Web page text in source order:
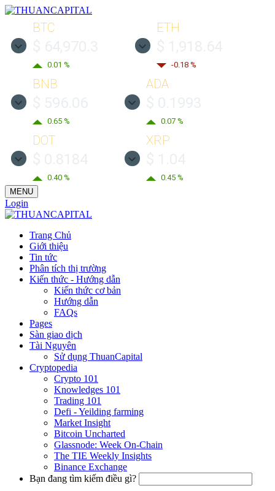
BTC
0.01 %
ETH
-0.18 %
BNB
0.65 %
ADA
0.07 %
DOT
0.40 %
XRP
0.45 %
MENU
Login
Trang Chủ
Giới thiệu
Tin tức
Phân tích thị trường
Kiến thức - Hướng dẫn
Kiến thức cơ bản
Hướng dẫn
FAQs
Pages
Sàn giao dịch
Tài Nguyên
Sử dụng ThuanCapital
Cryptopedia
Crypto 101
Knowledges 101
Trading 101
Defi - Yeilding farming
Market Insight
Bitcoin Uncharted
Glassnode: Week On-Chain
The TIE Weekly Insights
Binance Exchange
Bạn đang tìm kiếm điều gì?